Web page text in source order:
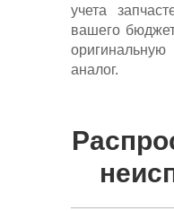
учета
вашего
аналог.